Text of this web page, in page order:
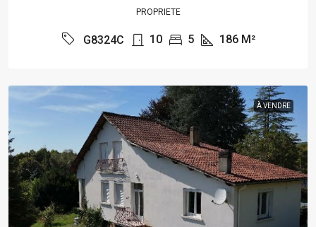
PROPRIETE
G8324C 10 5 186 M²
À VENDRE